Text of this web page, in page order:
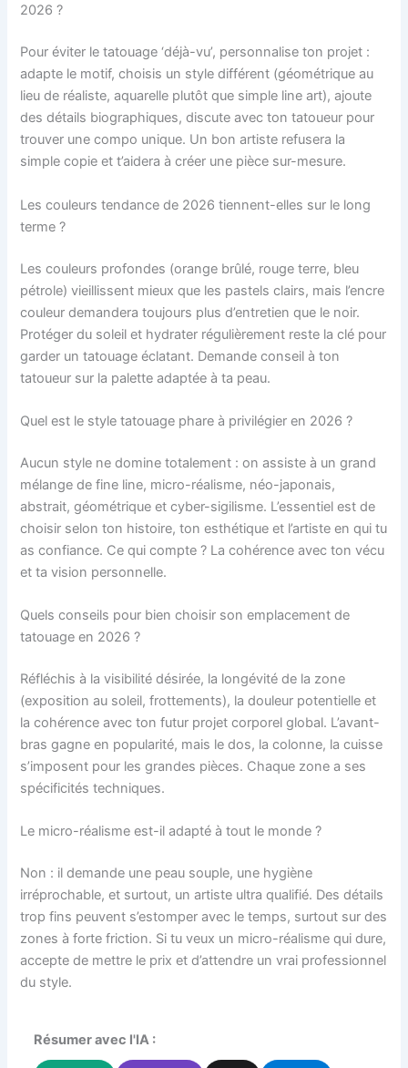
2026 ?
Pour éviter le tatouage ‘déjà-vu’, personnalise ton projet :
adapte le motif, choisis un style différent (géométrique au
lieu de réaliste, aquarelle plutôt que simple line art), ajoute
des détails biographiques, discute avec ton tatoueur pour
trouver une compo unique. Un bon artiste refusera la
simple copie et t’aidera à créer une pièce sur-mesure.
Les couleurs tendance de 2026 tiennent-elles sur le long
terme ?
Les couleurs profondes (orange brûlé, rouge terre, bleu
pétrole) vieillissent mieux que les pastels clairs, mais l’encre
couleur demandera toujours plus d’entretien que le noir.
Protéger du soleil et hydrater régulièrement reste la clé pour
garder un tatouage éclatant. Demande conseil à ton
tatoueur sur la palette adaptée à ta peau.
Quel est le style tatouage phare à privilégier en 2026 ?
Aucun style ne domine totalement : on assiste à un grand
mélange de fine line, micro-réalisme, néo-japonais,
abstrait, géométrique et cyber-sigilisme. L’essentiel est de
choisir selon ton histoire, ton esthétique et l’artiste en qui tu
as confiance. Ce qui compte ? La cohérence avec ton vécu
et ta vision personnelle.
Quels conseils pour bien choisir son emplacement de
tatouage en 2026 ?
Réfléchis à la visibilité désirée, la longévité de la zone
(exposition au soleil, frottements), la douleur potentielle et
la cohérence avec ton futur projet corporel global. L’avant-
bras gagne en popularité, mais le dos, la colonne, la cuisse
s’imposent pour les grandes pièces. Chaque zone a ses
spécificités techniques.
Le micro-réalisme est-il adapté à tout le monde ?
Non : il demande une peau souple, une hygiène
irréprochable, et surtout, un artiste ultra qualifié. Des détails
trop fins peuvent s’estomper avec le temps, surtout sur des
zones à forte friction. Si tu veux un micro-réalisme qui dure,
accepte de mettre le prix et d’attendre un vrai professionnel
du style.
Résumer avec l'IA :